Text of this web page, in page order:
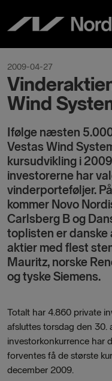
innehåll
2009-04-27
Wind
Ifølge næsten
Vestas Wind
kursudvikling i
investorerne har
vinderporteføljer.
kommer Novo
Carlsberg B og
toplisten er danske
aktier med flest
Mauritz, norske
og tyske Siemens.
Totalt har 4.860 private
afsluttes torsdag den 30.
investorkonkurrence har
forventes få de største
december 2009.